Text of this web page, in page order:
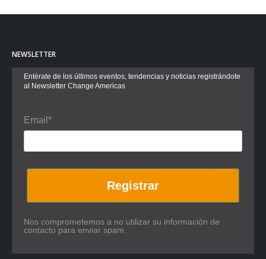
NEWSLETTER
Entérate de los últimos eventos, tendencias y noticias registrándote
al Newsletter Change Americas
Email*
Registrar
Nos comprometemos a no utilizar su información de
contacto para enviar spam.